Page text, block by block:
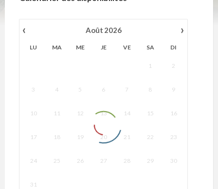
‹ ›
Août 2026
LU MA ME JE VE SA DI
1 2
3 4 5 6 7 8 9
10 11 12 13 14 15 16
17 18 19 20 21 22 23
24 25 26 27 28 29 30
31